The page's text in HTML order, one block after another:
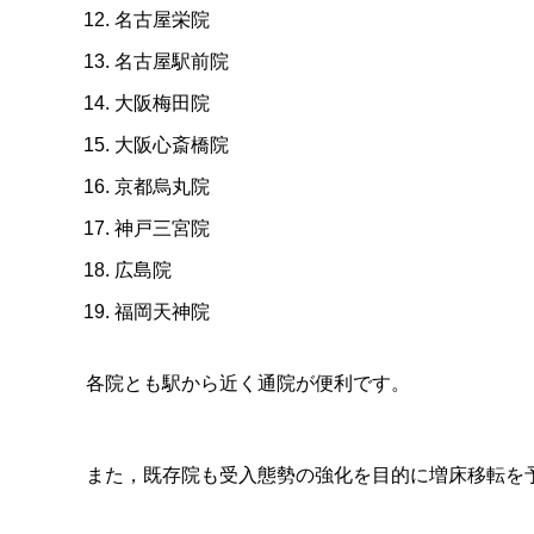
名古屋栄院
名古屋駅前院
大阪梅田院
大阪心斎橋院
京都烏丸院
神戸三宮院
広島院
福岡天神院
各院とも駅から近く通院が便利です。
また，既存院も受入態勢の強化を目的に増床移転を